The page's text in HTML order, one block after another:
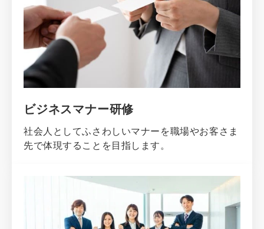
ビジネスマナー研修
社会人としてふさわしいマナーを職場やお客さま
先で体現することを目指します。